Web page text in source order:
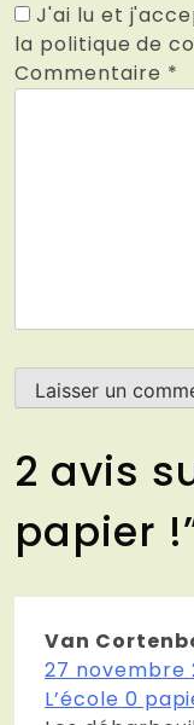
J'ai lu et
la politique de
Commentaire *
2 avis
papier !
Van
27 novembre
L’école 0